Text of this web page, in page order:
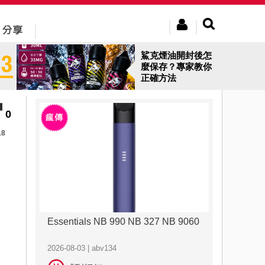
鯊克煙油開封後怎
麼保存？專家教你
正確方法
0
Essentials NB 990 NB 327 NB 9060
2026-08-03 | abv134